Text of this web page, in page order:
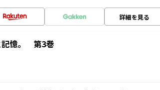
詳細を見る
記憶。 第3巻